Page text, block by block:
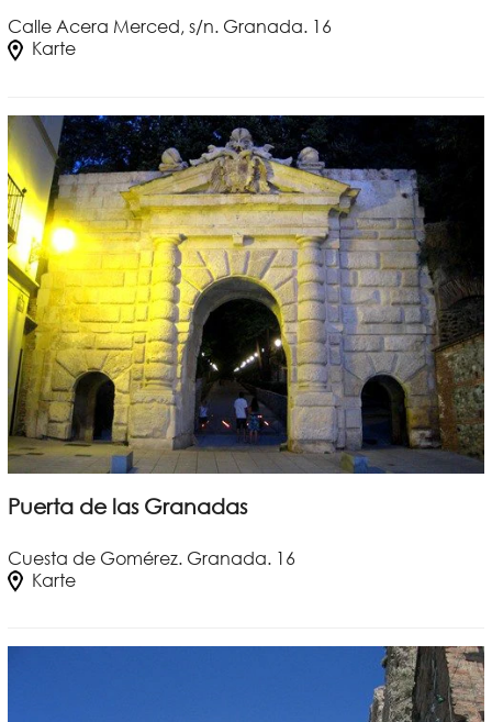
Calle Acera Merced, s/n. Granada. 16
Karte
Puerta de las Granadas
Cuesta de Gomérez. Granada. 16
Karte